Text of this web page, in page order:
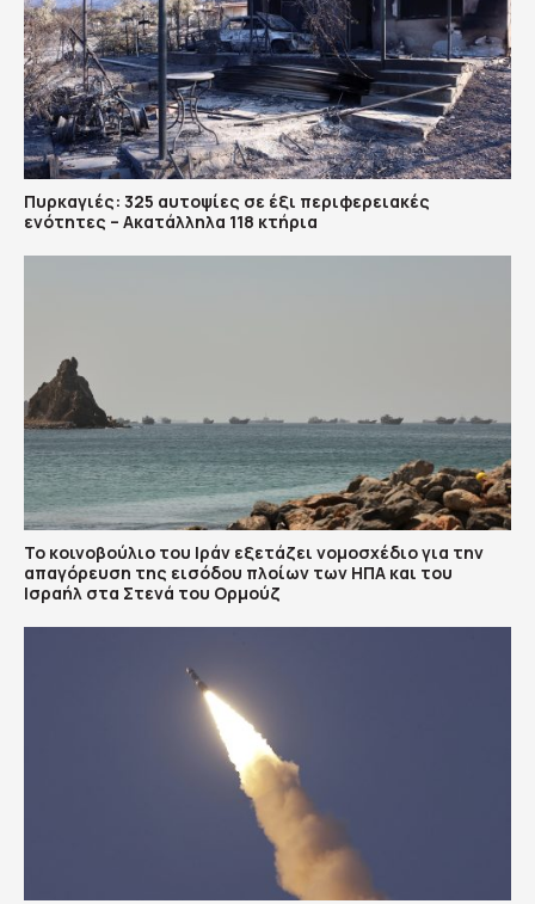
Πυρκαγιές: 325 αυτοψίες σε έξι περιφερειακές
ενότητες – Ακατάλληλα 118 κτήρια
To κοινοβούλιο του Ιράν εξετάζει νομοσχέδιο για την
απαγόρευση της εισόδου πλοίων των ΗΠΑ και του
Ισραήλ στα Στενά του Ορμούζ